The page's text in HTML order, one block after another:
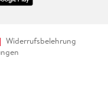
Widerrufsbelehrung